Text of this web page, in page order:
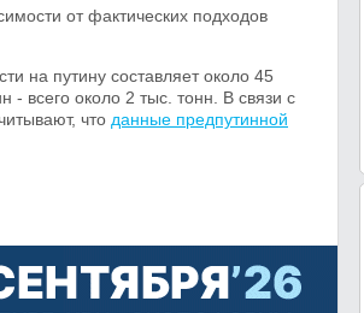
от фактических подходов
на путину составляет около 45
всего около 2 тыс. тонн. В связи с
что данные предпутинной